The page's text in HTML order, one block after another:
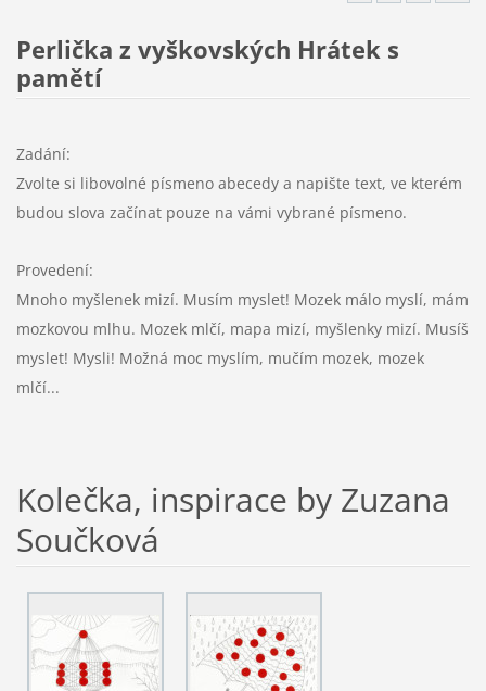
Perlička z vyškovských Hrátek s
pamětí
Zadání:
Zvolte si libovolné písmeno abecedy a napište text, ve kterém
budou slova začínat pouze na vámi vybrané písmeno.
Provedení:
Mnoho myšlenek mizí. Musím myslet! Mozek málo myslí, mám
mozkovou mlhu. Mozek mlčí, mapa mizí, myšlenky mizí. Musíš
myslet! Mysli! Možná moc myslím, mučím mozek, mozek
mlčí...
Kolečka, inspirace by Zuzana
Součková